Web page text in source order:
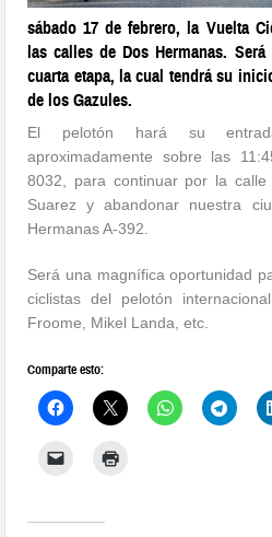
sábado 17 de febrero, la Vuelta
las calles de Dos Hermanas.
cuarta etapa, la cual tendrá su
de los Gazules.
El pelotón hará su
aproximadamente sobre las
8032, para continuar por la calle
Suarez y abandonar nuestra
Hermanas A-392.
Será una magnífica oportunidad
ciclistas del pelotón
Froome, Mikel Landa, etc.
Comparte esto: